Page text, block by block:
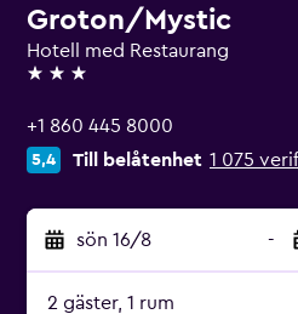
Groton/Mystic
Hotell med Restaurang
3 stjärnor
+1 860 445 8000
5,4 Till belåtenhet 1 075
sön 16/8 -
2 gäster, 1 rum